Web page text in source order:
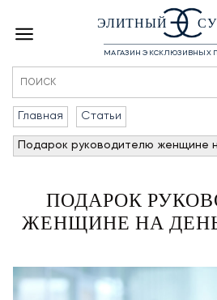
ЭЛИТНЫЙ
МАГАЗИН ЭКСКЛЮЗИВНЫХ
Главная Статьи
Подарок руководителю женщине
ПОДАРОК
ЖЕНЩИНЕ НА